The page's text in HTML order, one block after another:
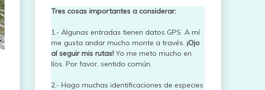
Tres cosas importantes a considerar:
1.- Algunas entradas tienen datos GPS. A mí
me gusta andar mucho monte a través. ¡Ojo
al seguir mis rutas!Yo me meto mucho en
líos. Por favor, sentido común.
2.- Hago muchas identificaciones de especies